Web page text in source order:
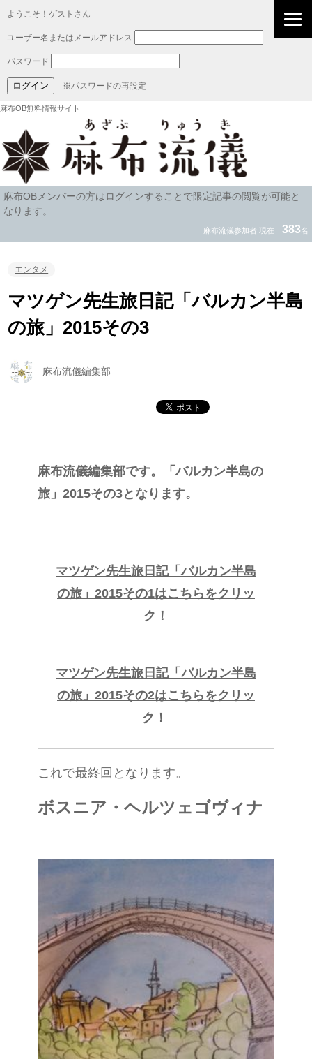
ようこそ！ゲストさん
ユーザー名またはメールアドレス
パスワード
※パスワードの再設定
麻布OB無料情報サイト
麻布OBメンバーの方はログインすることで限定記事の閲覧が可能と
なります。
麻布流儀参加者 現在 383名
エンタメ
マツゲン先生旅日記「バルカン半島
の旅」2015その3
麻布流儀編集部
麻布流儀編集部です。「バルカン半島の
旅」2015その3となります。
マツゲン先生旅日記「バルカン半島
の旅」2015その1はこちらをクリッ
ク！
マツゲン先生旅日記「バルカン半島
の旅」2015その2はこちらをクリッ
ク！
これで最終回となります。
ボスニア・ヘルツェゴヴィナ